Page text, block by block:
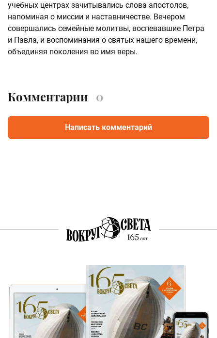
учебных центрах зачитывались слова апостолов,
напоминая о миссии и наставничестве. Вечером
совершались семейные молитвы, воспевавшие Петра
и Павла, и воспоминания о святых нашего времени,
объединяя поколения во имя веры.
Комментарии 0
Написать комментарий